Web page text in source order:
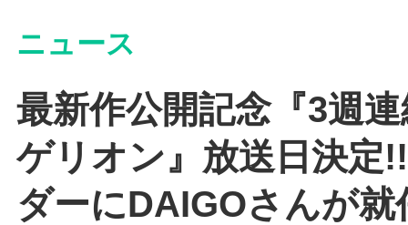
ニュース
最新作公開記念『3週
ゲリオン』放送日決定
ダーにDAIGOさんが就